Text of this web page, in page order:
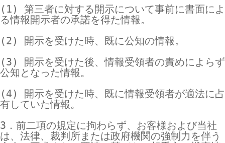
(1) 第三者に対する開示について事前に書面によ
る情報開示者の承諾を得た情報。
(2) 開示を受けた時、既に公知の情報。
(3) 開示を受けた後、情報受領者の責めによらず
公知となった情報。
(4) 開示を受けた時、既に情報受領者が適法に占
有していた情報。
3．前二項の規定に拘わらず、お客様および当社
は、法律、裁判所または政府機関の強制力を伴う